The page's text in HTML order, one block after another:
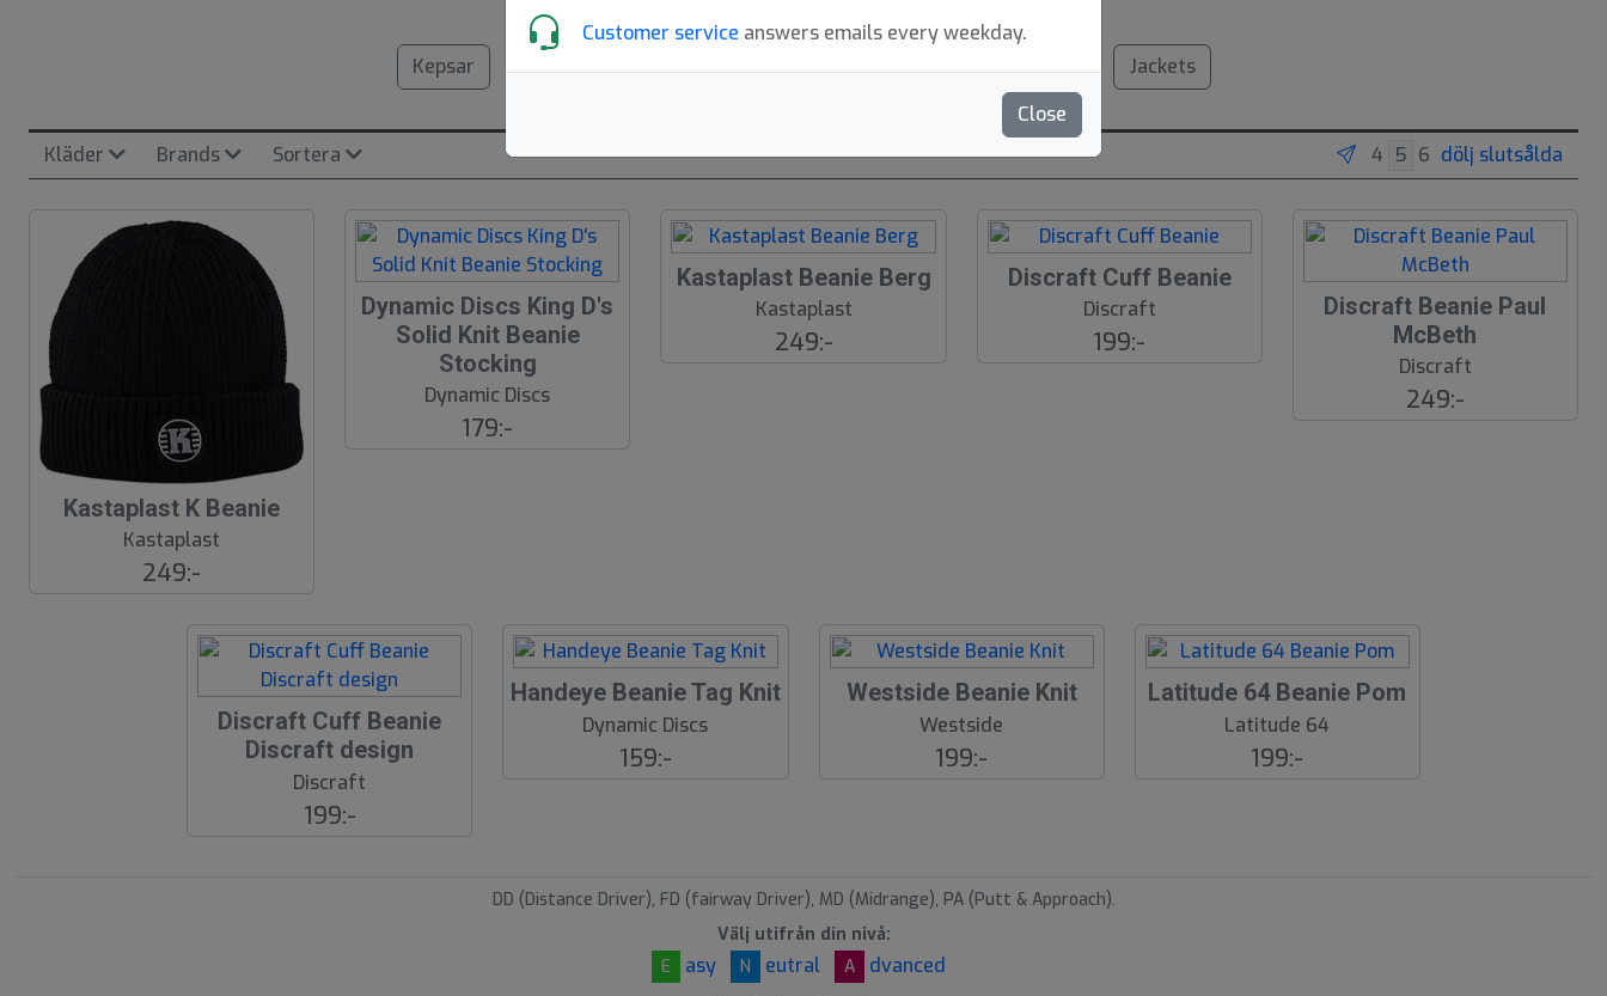
Customer service answers emails every weekday.
Close
Kepsar Mössor Skor T-Shirts Golf-Shirts Hoodies Jackets
Kläder Brands Sortera dölj slutsålda
Kastaplast K Beanie
Kastaplast
249:-
Dynamic Discs King D's
Solid Knit Beanie
Stocking
Dynamic Discs
179:-
Kastaplast Beanie Berg
Kastaplast
249:-
Discraft Cuff Beanie
Discraft
199:-
Discraft Beanie Paul
McBeth
Discraft
249:-
Discraft Cuff Beanie
Discraft design
Discraft
199:-
Handeye Beanie Tag Knit
Dynamic Discs
159:-
Westside Beanie Knit
Westside
199:-
Latitude 64 Beanie Pom
Latitude 64
199:-
DD (Distance Driver), FD (fairway Driver), MD (Midrange), PA (Putt & Approach).
Välj utifrån din nivå:
E
asy N eutral A dvanced